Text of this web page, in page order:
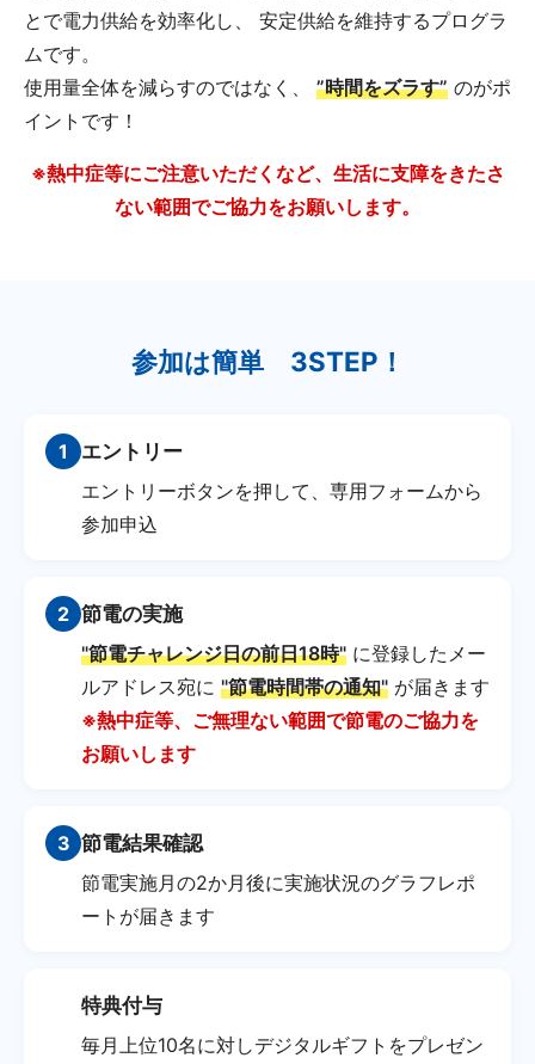
とで電力供給を効率化し、 安定供給を維持するプログラ
ムです。
使用量全体を減らすのではなく、 ”時間をズラす” のがポ
イントです！
※熱中症等にご注意いただくなど、生活に支障をきたさ
ない範囲でご協力をお願いします。
参加は簡単 3STEP！
1
エントリー
エントリーボタンを押して、専用フォームから
参加申込
2 節電の実施
"節電チャレンジ日の前日18時" に登録したメー
ルアドレス宛に "節電時間帯の通知" が届きます
※熱中症等、ご無理ない範囲で節電のご協力を
お願いします
3 節電結果確認
節電実施月の2か月後に実施状況のグラフレポ
ートが届きます
特典付与
毎月上位10名に対しデジタルギフトをプレゼン